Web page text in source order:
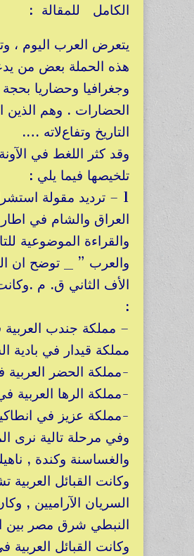
الكامل للمقالة :
يتعرض العرب اليوم
هذه الحملة بعض من
وجغرافيا وحضاريا
الحضارات . وهم الذين
التاريخ وتفاعﻻته ….
وقد كثر اللغط في
تلخيصها فيما يلي :
1 – ترديد مقولة
العراق والشام في
والقراءة الموضوعية
والعرب ” _ توضح ان
الأف الثاني ق. م
:
– مملكة جندب العربية
مملكة قيدار في بادية
-مملكة الحضر العربية
-مملكة الرها العربية
-مملكة عزيز في
وفي مرحلة تالية نرى
والغساسنة وكندة ,
وكانت القبائل
السريان الآراميين ,
النبطي شرق مصر بين
وكانت القبائل